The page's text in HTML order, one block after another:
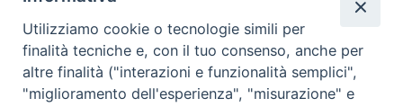
Scrivici
Utilizziamo cookie o tecnologie simili per
finalità tecniche e, con il tuo consenso, anche per
altre finalità ("interazioni e funzionalità semplici",
"miglioramento dell'esperienza", "misurazione" e